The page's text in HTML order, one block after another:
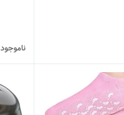
ناموجود